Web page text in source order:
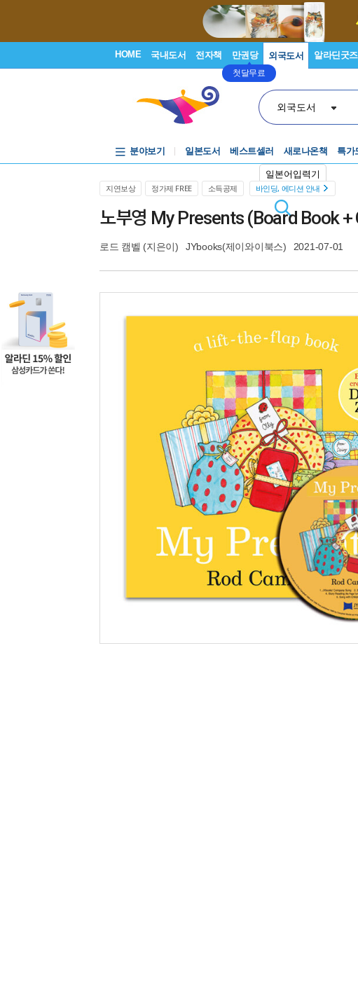
HOME 국내도서 전자책 만권당
첫달무료
외국도서 알라딘굿즈
외국도서
일본어입력기
분야보기 일본도서 베스트셀러 새로나온책 특가
지연보상 정가제 FREE 소득공제 바인딩, 에디션 안내
노부영 My Presents (Board Book +
로드 캠벨 (지은이) JYbooks(제이와이북스) 2021-07-01